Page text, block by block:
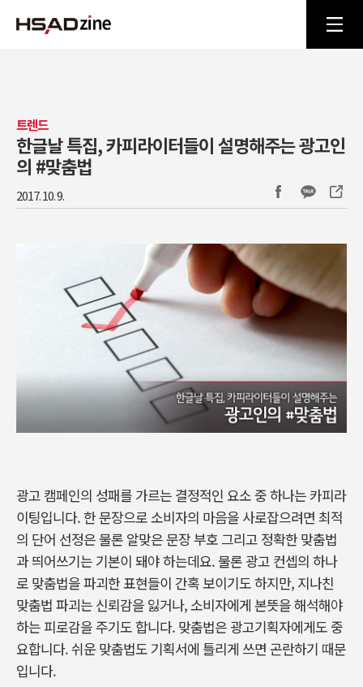
트렌드
한글날 특집, 카피라이터들이 설명해주는 광고인
의 #맞춤법
2017. 10. 9.
광고 캠페인의 성패를 가르는 결정적인 요소 중 하나는 카피라
이팅입니다. 한 문장으로 소비자의 마음을 사로잡으려면 최적
의 단어 선정은 물론 알맞은 문장 부호 그리고 정확한 맞춤법
과 띄어쓰기는 기본이 돼야 하는데요. 물론 광고 컨셉의 하나
로 맞춤법을 파괴한 표현들이 간혹 보이기도 하지만, 지나친
맞춤법 파괴는 신뢰감을 잃거나, 소비자에게 본뜻을 해석해야
하는 피로감을 주기도 합니다. 맞춤법은 광고기획자에게도 중
요합니다. 쉬운 맞춤법도 기획서에 틀리게 쓰면 곤란하기 때문
입니다.